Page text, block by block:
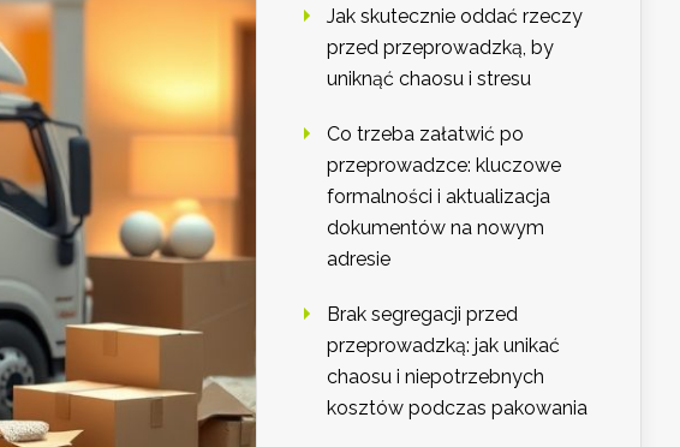
Jak skutecznie oddać rzeczy
przed przeprowadzką, by
uniknąć chaosu i stresu
Co trzeba załatwić po
przeprowadzce: kluczowe
formalności i aktualizacja
dokumentów na nowym
adresie
Brak segregacji przed
przeprowadzką: jak unikać
chaosu i niepotrzebnych
kosztów podczas pakowania